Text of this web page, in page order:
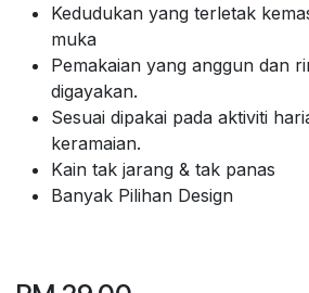
Kedudukan yang terletak
muka
Pemakaian yang anggun dan
digayakan.
Sesuai dipakai pada aktiviti
keramaian.
Kain tak jarang & tak panas
Banyak Pilihan Design